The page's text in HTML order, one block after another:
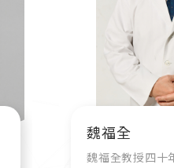
魏福全
魏福全教授四十